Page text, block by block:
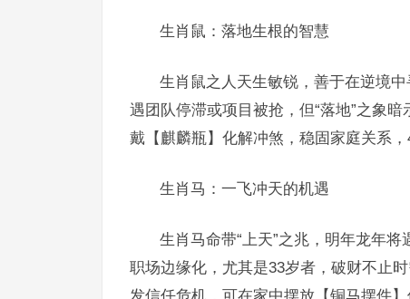
生肖鼠：落地生根的智慧
生肖鼠之人天生敏锐，善于在逆境
遇团队停滞或项目被抢，但“落地”之象
戴【麒麟瓶】化解冲煞，稳固家庭关系，
生肖马：一飞冲天的机遇
生肖马命带“上天”之兆，明年龙年
职场边缘化，尤其是33岁者，破财不止
发信任危机，可在家中摆放【铜马摆件】